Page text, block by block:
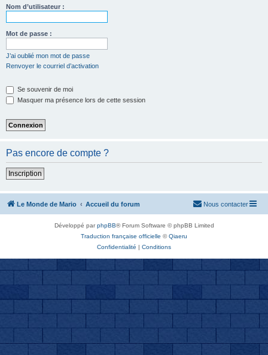
Nom d’utilisateur :
Mot de passe :
J’ai oublié mon mot de passe
Renvoyer le courriel d’activation
Se souvenir de moi
Masquer ma présence lors de cette session
Pas encore de compte ?
Inscription
Le Monde de Mario Accueil du forum Nous contacter
Développé parphpBB® Forum Software © phpBB Limited
Traduction française officielle ©Qiaeru
Confidentialité | Conditions